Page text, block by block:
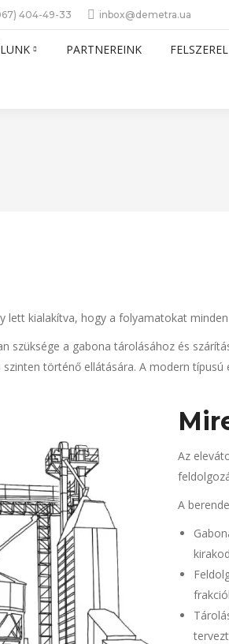
404-49-33 inbox@demetra.ua
PARTNEREINK
lett kialakítva, hogy a folyamatokat
szüksége a gabona tárolásához és
történő ellátására. A modern
Az
A